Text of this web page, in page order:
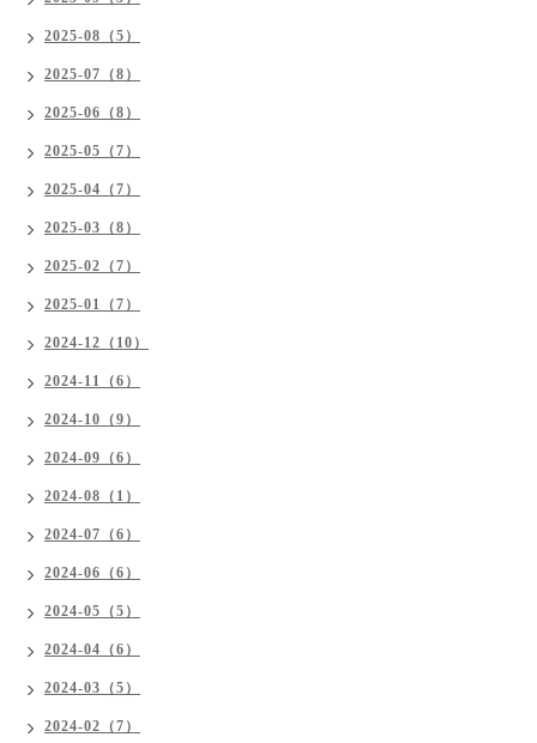
2025-08（5）
2025-07（8）
2025-06（8）
2025-05（7）
2025-04（7）
2025-03（8）
2025-02（7）
2025-01（7）
2024-12（10）
2024-11（6）
2024-10（9）
2024-09（6）
2024-08（1）
2024-07（6）
2024-06（6）
2024-05（5）
2024-04（6）
2024-03（5）
2024-02（7）